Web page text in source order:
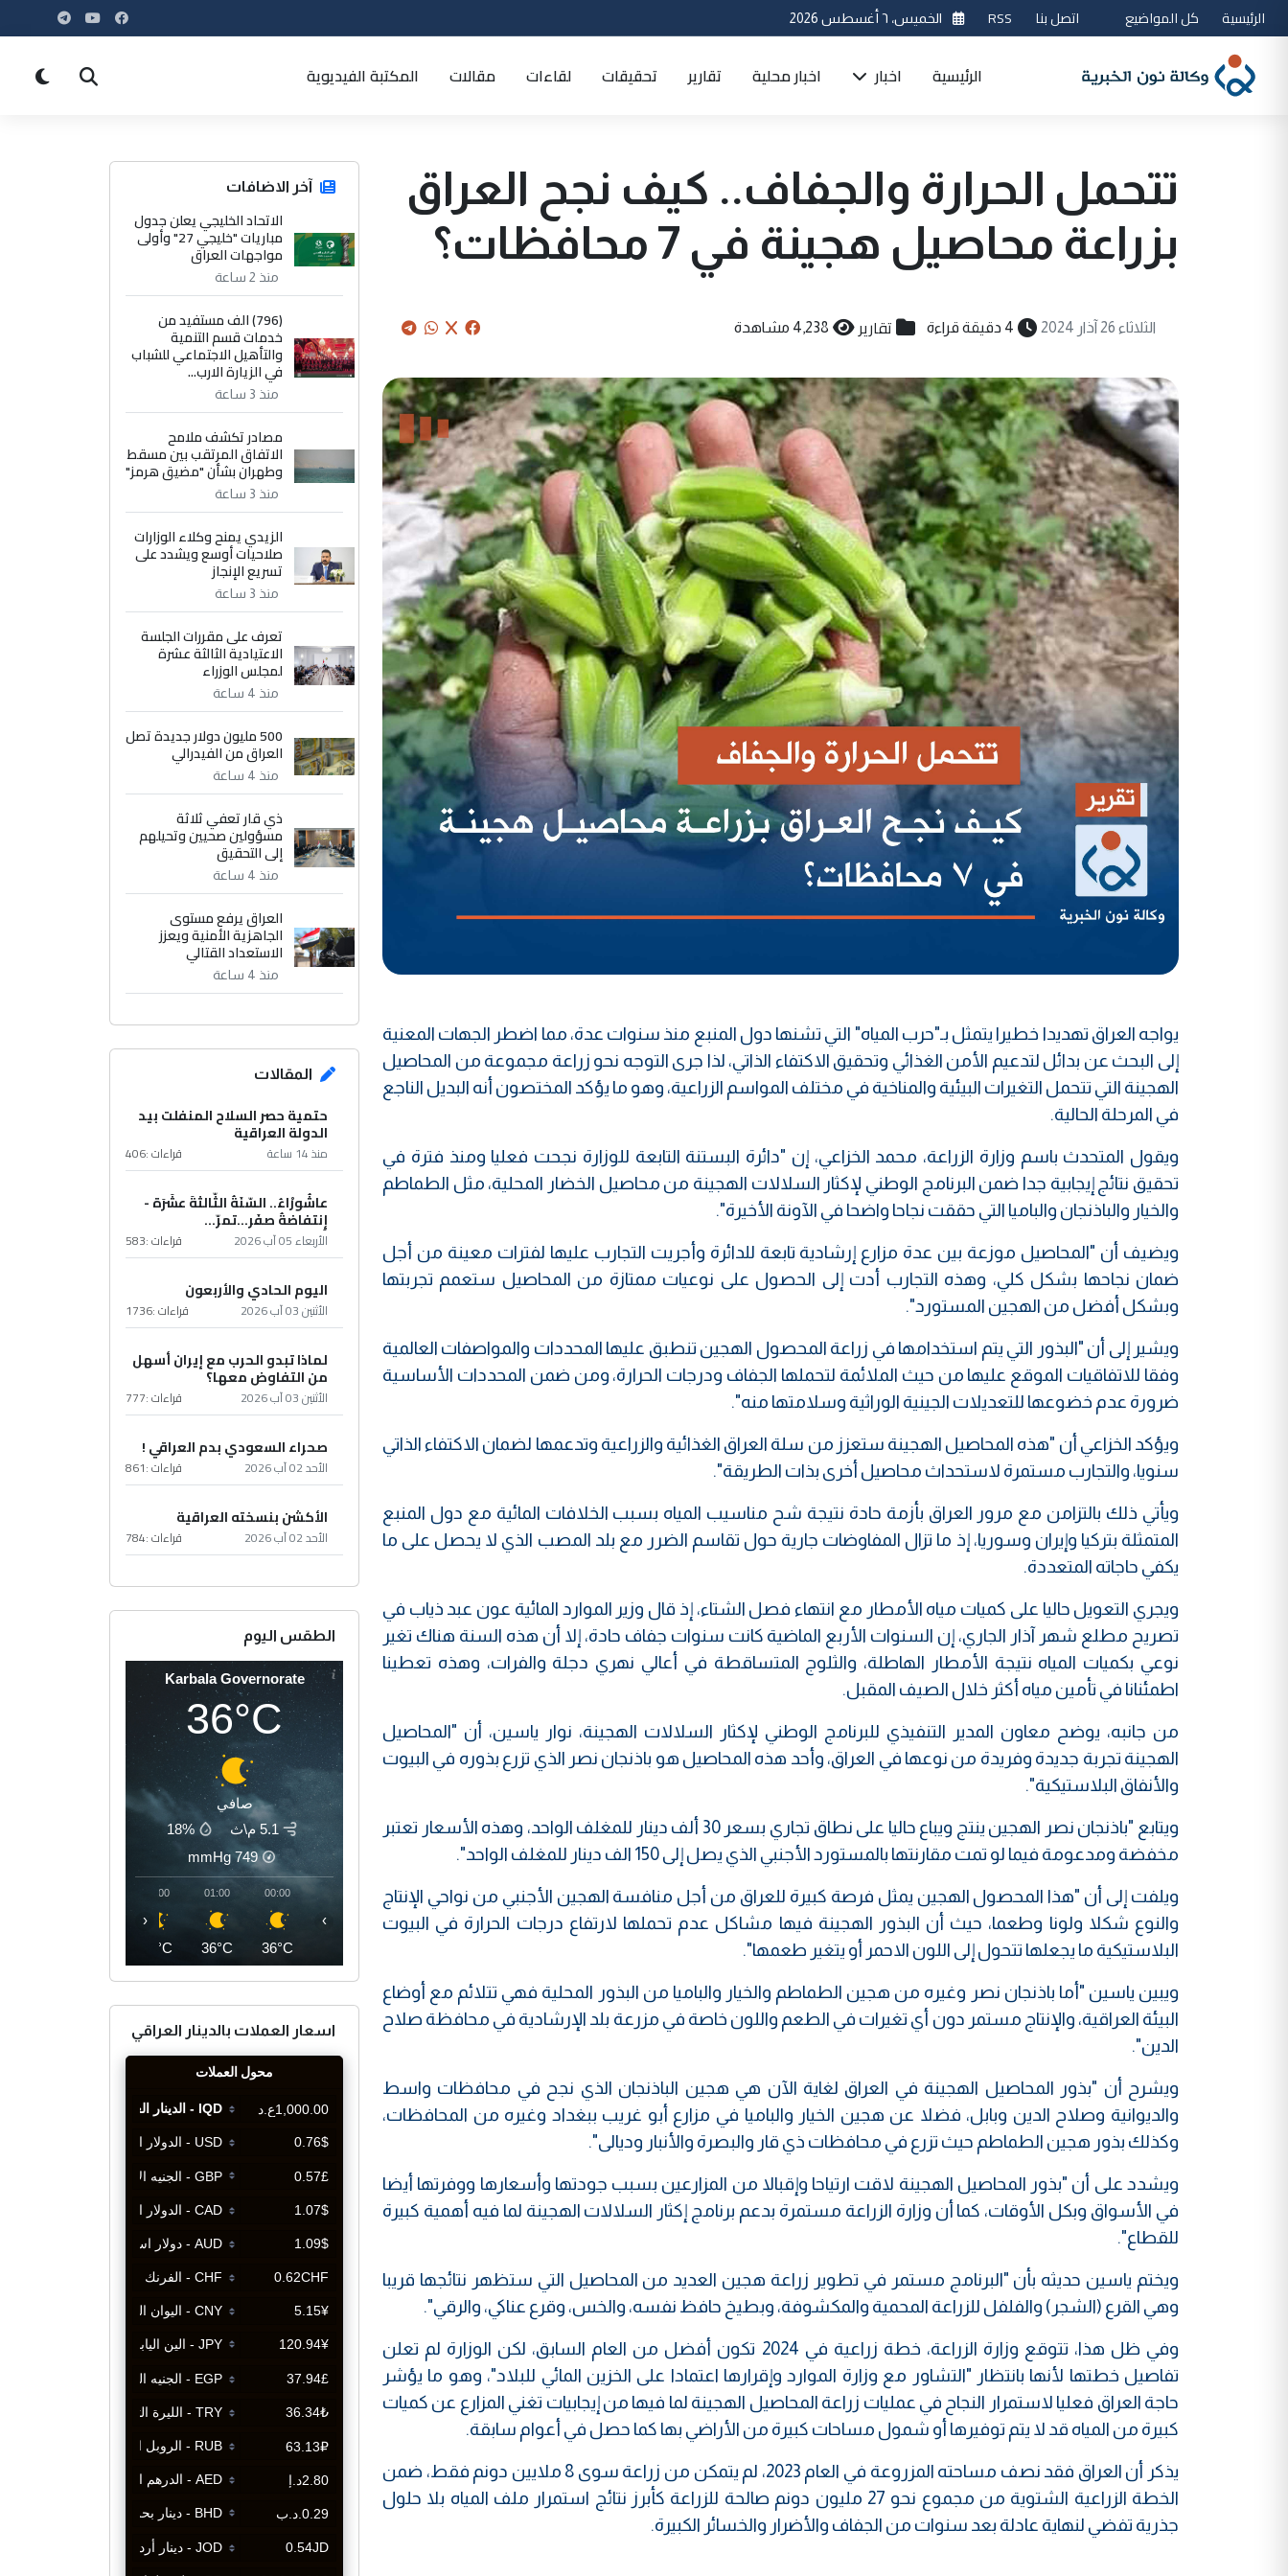
الرئيسية كل المواضيع اتصل بنا RSS الخميس، ٦ أغسطس 2026
الرئيسية اخبار اخبار محلية تقارير تحقيقات لقاءات مقالات المكتبة الفيديوية
تتحمل الحرارة والجفاف.. كيف نجح العراق
بزراعة محاصيل هجينة في 7 محافظات؟
الثلاثاء 26 آذار 2024 4 دقيقة قراءة تقارير 4,238 مشاهدة
يواجه العراق تهديدا خطيرا يتمثل بـ"حرب المياه" التي تشنها دول المنبع منذ سنوات عدة، مما اضطر الجهات المعنية
إلى البحث عن بدائل لتدعيم الأمن الغذائي وتحقيق الاكتفاء الذاتي، لذا جرى التوجه نحو زراعة مجموعة من المحاصيل
الهجينة التي تتحمل التغيرات البيئية والمناخية في مختلف المواسم الزراعية، وهو ما يؤكد المختصون أنه البديل الناجع
في المرحلة الحالية.
ويقول المتحدث باسم وزارة الزراعة، محمد الخزاعي، إن "دائرة البستنة التابعة للوزارة نجحت فعليا ومنذ فترة في
تحقيق نتائج إيجابية جدا ضمن البرنامج الوطني لإكثار السلالات الهجينة من محاصيل الخضار المحلية، مثل الطماطم
والخيار والباذنجان والباميا التي حققت نجاحا واضحا في الآونة الأخيرة".
ويضيف أن "المحاصيل موزعة بين عدة مزارع إرشادية تابعة للدائرة وأجريت التجارب عليها لفترات معينة من أجل
ضمان نجاحها بشكل كلي، وهذه التجارب أدت إلى الحصول على نوعيات ممتازة من المحاصيل ستعمم تجربتها
وبشكل أفضل من الهجين المستورد".
ويشير إلى أن "البذور التي يتم استخدامها في زراعة المحصول الهجين تنطبق عليها المحددات والمواصفات العالمية
وفقا للاتفاقيات الموقع عليها من حيث الملائمة لتحملها الجفاف ودرجات الحرارة، ومن ضمن المحددات الأساسية
ضرورة عدم خضوعها للتعديلات الجينية الوراثية وسلامتها منه".
ويؤكد الخزاعي أن "هذه المحاصيل الهجينة ستعزز من سلة العراق الغذائية والزراعية وتدعمها لضمان الاكتفاء الذاتي
سنويا، والتجارب مستمرة لاستحداث محاصيل أخرى بذات الطريقة".
ويأتي ذلك بالتزامن مع مرور العراق بأزمة حادة نتيجة شح مناسيب المياه بسبب الخلافات المائية مع دول المنبع
المتمثلة بتركيا وإيران وسوريا، إذ ما تزال المفاوضات جارية حول تقاسم الضرر مع بلد المصب الذي لا يحصل على ما
يكفي حاجاته المتعددة.
ويجري التعويل حاليا على كميات مياه الأمطار مع انتهاء فصل الشتاء، إذ قال وزير الموارد المائية عون عبد ذياب في
تصريح مطلع شهر آذار الجاري، إن السنوات الأربع الماضية كانت سنوات جفاف حادة، إلا أن هذه السنة هناك تغير
نوعي بكميات المياه نتيجة الأمطار الهاطلة، والثلوج المتساقطة في أعالي نهري دجلة والفرات، وهذه تعطينا
اطمئنانا في تأمين مياه أكثر خلال الصيف المقبل.
من جانبه، يوضح معاون المدير التنفيذي للبرنامج الوطني لإكثار السلالات الهجينة، نوار ياسين، أن "المحاصيل
الهجينة تجربة جديدة وفريدة من نوعها في العراق، وأحد هذه المحاصيل هو باذنجان نصر الذي تزرع بذوره في البيوت
والأنفاق البلاستيكية".
ويتابع "باذنجان نصر الهجين ينتج ويباع حاليا على نطاق تجاري بسعر 30 ألف دينار للمغلف الواحد، وهذه الأسعار تعتبر
مخفضة ومدعومة فيما لو تمت مقارنتها بالمستورد الأجنبي الذي يصل إلى 150 الف دينار للمغلف الواحد".
ويلفت إلى أن "هذا المحصول الهجين يمثل فرصة كبيرة للعراق من أجل منافسة الهجين الأجنبي من نواحي الإنتاج
والنوع شكلا ولونا وطعما، حيث أن البذور الهجينة فيها مشاكل عدم تحملها لارتفاع درجات الحرارة في البيوت
البلاستيكية ما يجعلها تتحول إلى اللون الاحمر أو يتغير طعمها".
ويبين ياسين "أما باذنجان نصر وغيره من هجين الطماطم والخيار والباميا من البذور المحلية فهي تتلائم مع أوضاع
البيئة العراقية، والإنتاج مستمر دون أي تغيرات في الطعم واللون خاصة في مزرعة بلد الإرشادية في محافظة صلاح
الدين".
ويشرح أن "بذور المحاصيل الهجينة في العراق لغاية الآن هي هجين الباذنجان الذي نجح في محافظات واسط
والديوانية وصلاح الدين وبابل، فضلا عن هجين الخيار والباميا في مزارع أبو غريب ببغداد وغيره من المحافظات،
وكذلك بذور هجين الطماطم حيث تزرع في محافظات ذي قار والبصرة والأنبار وديالى".
ويشدد على أن "بذور المحاصيل الهجينة لاقت ارتياحا وإقبالا من المزارعين بسبب جودتها وأسعارها ووفرتها أيضا
في الأسواق وبكل الأوقات، كما أن وزارة الزراعة مستمرة بدعم برنامج إكثار السلالات الهجينة لما فيه أهمية كبيرة
للقطاع".
ويختم ياسين حديثه بأن "البرنامج مستمر في تطوير زراعة هجين العديد من المحاصيل التي ستظهر نتائجها قريبا
وهي القرع (الشجر) والفلفل للزراعة المحمية والمكشوفة، وبطيخ حافظ نفسه، والخس، وقرع عناكي، والرقي".
وفي ظل هذا، تتوقع وزارة الزراعة، خطة زراعية في 2024 تكون أفضل من العام السابق، لكن الوزارة لم تعلن
تفاصيل خطتها لأنها بانتظار "التشاور مع وزارة الموارد وإقرارها اعتمادا على الخزين المائي للبلاد"، وهو ما يؤشر
حاجة العراق فعليا لاستمرار النجاح في عمليات زراعة المحاصيل الهجينة لما فيها من إيجابيات تغني المزارع عن كميات
كبيرة من المياه قد لا يتم توفيرها أو شمول مساحات كبيرة من الأراضي بها كما حصل في أعوام سابقة.
يذكر أن العراق فقد نصف مساحته المزروعة في العام 2023، لم يتمكن من زراعة سوى 8 ملايين دونم فقط، ضمن
الخطة الزراعية الشتوية من مجموع نحو 27 مليون دونم صالحة للزراعة كأبرز نتائج استمرار ملف المياه بلا حلول
جذرية تفضي لنهاية عادلة بعد سنوات من الجفاف والأضرار والخسائر الكبيرة.
آخر الاضافات
الاتحاد الخليجي يعلن جدول
مباريات "خليجي 27" وأولى
مواجهات العراق
منذ 2 ساعة
(796) الف مستفيد من
خدمات قسم التنمية
والتأهيل الاجتماعي للشباب
في الزيارة الارب...
منذ 3 ساعة
مصادر تكشف ملامح
الاتفاق المرتقب بين مسقط
وطهران بشأن "مضيق هرمز"
منذ 3 ساعة
الزيدي يمنح وكلاء الوزارات
صلاحيات أوسع ويشدد على
تسريع الإنجاز
منذ 3 ساعة
تعرف على مقررات الجلسة
الاعتيادية الثالثة عشرة
لمجلس الوزراء
منذ 4 ساعة
500 مليون دولار جديدة تصل
العراق من الفيدرالي
منذ 4 ساعة
ذي قار تعفي ثلاثة
مسؤولين صحيين وتحيلهم
إلى التحقيق
منذ 4 ساعة
العراق يرفع مستوى
الجاهزية الأمنية ويعزز
الاستعداد القتالي
منذ 4 ساعة
المقالات
حتمية حصر السلاح المنفلت بيد
الدولة العراقية
منذ 14 ساعة قراءات :406
عاشُورْاءُ.. السّنَةُ الثّالثةَ عشَرَة -
إِنتفاضةُ صفَر…تمرّ...
الأربعاء 05 آب 2026 قراءات :583
اليوم الحادي والأربعون
الأثنين 03 آب 2026 قراءات :1736
لماذا تبدو الحرب مع إيران أسهل
من التفاوض معها؟
الأثنين 03 آب 2026 قراءات :777
صحراء السعودي بدم العراقي !
الأحد 02 آب 2026 قراءات :861
الأكشن بنسخته العراقية
الأحد 02 آب 2026 قراءات :784
الطقس اليوم
Karbala Governorate
36°C
صافي
5.1 م\ث
18%
749
mmHg
00:00
36°C
01:00
36°C
02:00
35°C
‹ ›
اسعار العملات بالدينار العراقي